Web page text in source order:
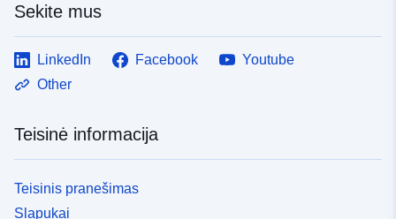
Sekite mus
LinkedIn Facebook
Youtube
Other
Teisinė informacija
Teisinis pranešimas
Slapukai